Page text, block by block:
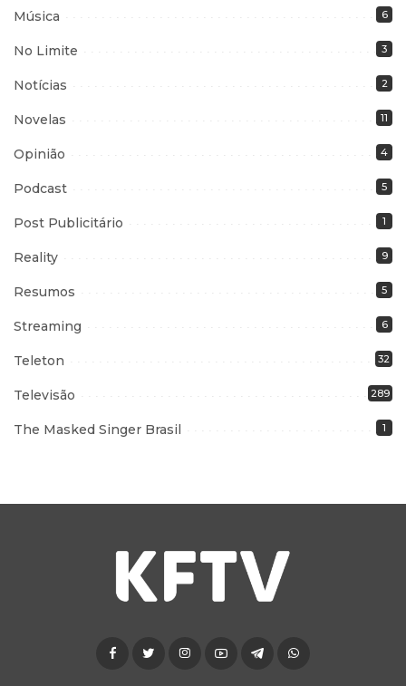
Música 6
No Limite 3
Notícias 2
Novelas 11
Opinião 4
Podcast 5
Post Publicitário 1
Reality 9
Resumos 5
Streaming 6
Teleton 32
Televisão 289
The Masked Singer Brasil 1